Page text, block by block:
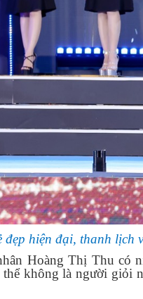
đẹp hiện đại, thanh lịch
Hoàng Thị Thu có
thể không là người giỏi